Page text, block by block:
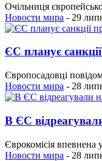
Очільниця
Новости мира - 29
ЄС планує
Європосадовці
Новости мира - 28
В ЄС
Єврокомісія впевнена
Новости мира - 28